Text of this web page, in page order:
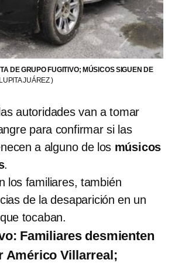
DE GRUPO FUGITIVO; MÚSICOS SIGUEN DE
JUÁREZ )
autoridades van a tomar
para confirmar si las
a alguno de los músicos
.
los familiares, también
de la desaparición en un
tocaban.
Familiares desmienten
Américo Villarreal;